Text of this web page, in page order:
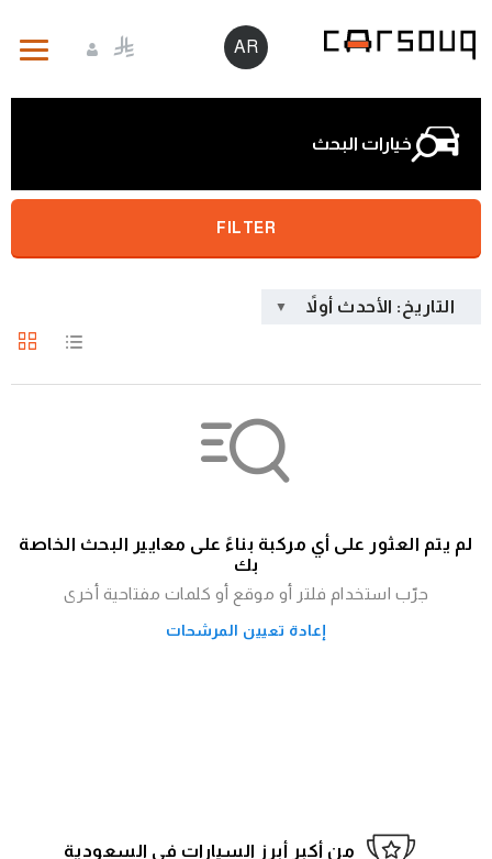
AR
خيارات البحث
FILTER
التاريخ: الأحدث أولاً
لم يتم العثور على أي مركبة بناءً على معايير البحث الخاصة
بك
جرّب استخدام فلتر أو موقع أو كلمات مفتاحية أخرى
إعادة تعيين المرشحات
من أكبر أبرز السيارات في السعودية